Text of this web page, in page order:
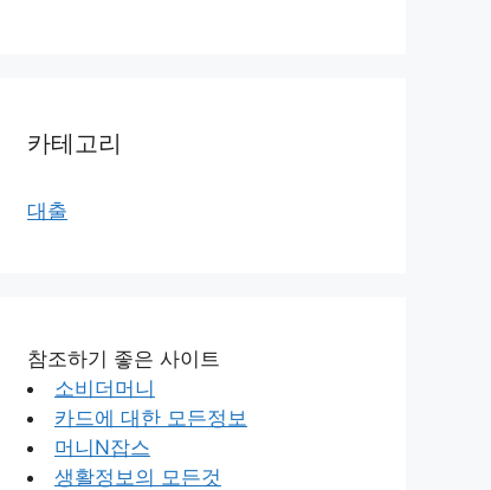
카테고리
대출
참조하기 좋은 사이트
소비더머니
카드에 대한 모든정보
머니N잡스
생활정보의 모든것